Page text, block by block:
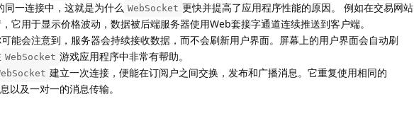
一连接中，这就是为什么 WebSocket 更快并提高了应用程序性能的原因。 例如在交易网站
它用于显示价格波动，数据被后端服务器使用Web套接字通道连续推送到客户端。
能会注意到，服务器会持续接收数据，而不会刷新用户界面。屏幕上的用户界面会自动刷
WebSocket 游戏应用程序中非常有帮助。
建立一次连接，便能在订阅户之间交换，发布和广播消息。它重复使用相同的
以及一对一的消息传输。